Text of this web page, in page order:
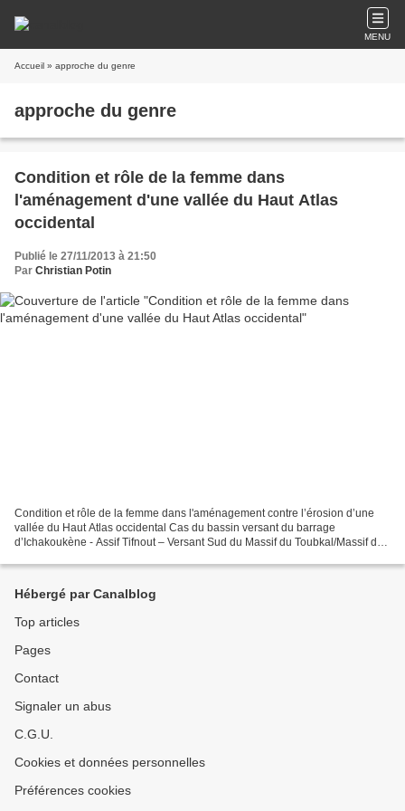
MENU
Accueil » approche du genre
approche du genre
Condition et rôle de la femme dans
l'aménagement d'une vallée du Haut Atlas
occidental
Publié le 27/11/2013 à 21:50
Par Christian Potin
Condition et rôle de la femme dans l'aménagement contre l’érosion d’une
vallée du Haut Atlas occidental Cas du bassin versant du barrage
d’Ichakoukène - Assif Tifnout – Versant Sud du Massif du Toubkal/Massif du
Hébergé par Canalblog
Top articles
Pages
Contact
Signaler un abus
C.G.U.
Cookies et données personnelles
Préférences cookies